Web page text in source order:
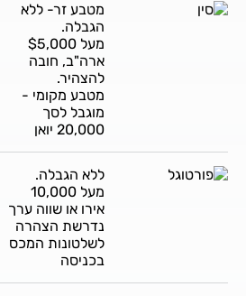
מטבע זר- ללא
הגבלה.
מעל $5,000
ארה"ב, חובה
להצהיר.
מטבע מקומי -
מוגבל לסך
20,000 יואן
ללא הגבלה.
מעל 10,000
אירו או שווה ערך
נדרשת הצהרה
לשלטונות המכס
בכניסה